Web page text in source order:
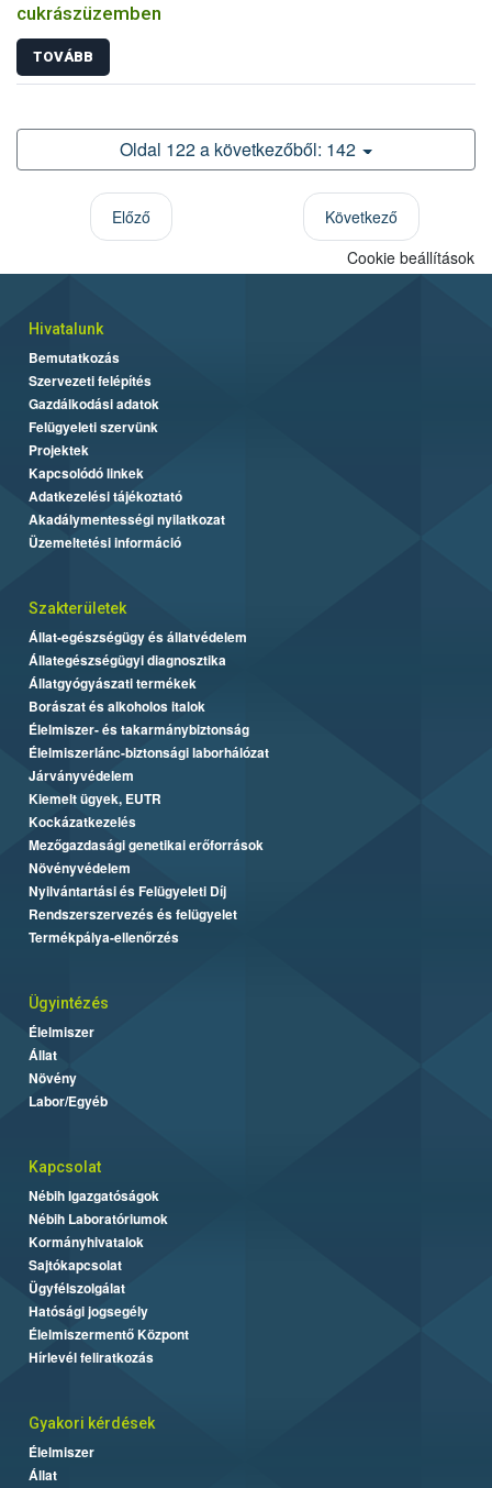
cukrászüzemben
TOVÁBB
Oldal 122 a következőből: 142
Előző
Következő
Cookie beállítások
Hivatalunk
Bemutatkozás
Szervezeti felépítés
Gazdálkodási adatok
Felügyeleti szervünk
Projektek
Kapcsolódó linkek
Adatkezelési tájékoztató
Akadálymentességi nyilatkozat
Üzemeltetési információ
Szakterületek
Állat-egészségügy és állatvédelem
Állategészségügyi diagnosztika
Állatgyógyászati termékek
Borászat és alkoholos italok
Élelmiszer- és takarmánybiztonság
Élelmiszerlánc-biztonsági laborhálózat
Járványvédelem
Kiemelt ügyek, EUTR
Kockázatkezelés
Mezőgazdasági genetikai erőforrások
Növényvédelem
Nyilvántartási és Felügyeleti Díj
Rendszerszervezés és felügyelet
Termékpálya-ellenőrzés
Ügyintézés
Élelmiszer
Állat
Növény
Labor/Egyéb
Kapcsolat
Nébih Igazgatóságok
Nébih Laboratóriumok
Kormányhivatalok
Sajtókapcsolat
Ügyfélszolgálat
Hatósági jogsegély
Élelmiszermentő Központ
Hírlevél feliratkozás
Gyakori kérdések
Élelmiszer
Állat